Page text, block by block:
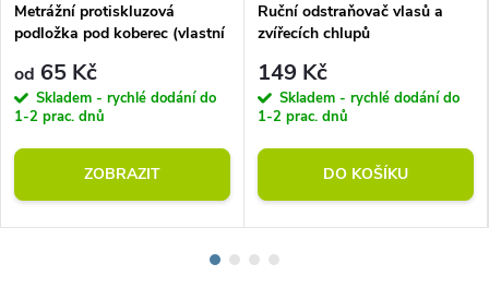
Metrážní protiskluzová
podložka pod koberec (vlastní
od 65 Kč
Skladem - rychlé dodání do
1-2 prac. dnů
ZOBRAZIT
Ruční odstraňovač vlasů a
zvířecích chlupů
149 Kč
Skladem - rychlé dodání do
1-2 prac. dnů
DO KOŠÍKU